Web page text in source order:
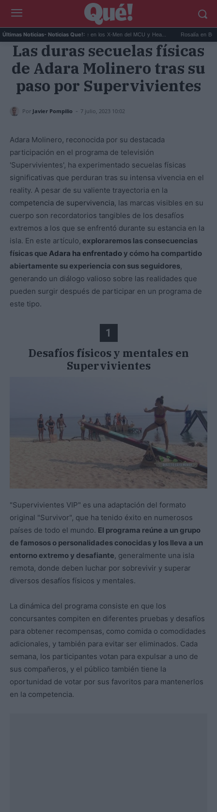
Últimas Noticias- Noticias Que!:
Kit Connor será Cíclope en los X-Men del MCU y Hea... Rosalía en
Las duras secuelas físicas
de Adara Molinero tras su
paso por Supervivientes
Por Javier Pompilio - 7 julio, 2023 10:02
Adara Molinero, reconocida por su destacada
participación en el programa de televisión
'Supervivientes', ha experimentado secuelas físicas
significativas que perduran tras su intensa vivencia en el
reality. A pesar de su valiente trayectoria en la
competencia de supervivencia, las marcas visibles en su
cuerpo son recordatorios tangibles de los desafíos
extremos a los que se enfrentó durante su estancia en la
isla. En este artículo, exploraremos las consecuencias
físicas que Adara ha enfrentadoy cómo ha compartido
abiertamente su experiencia con sus seguidores,
generando un diálogo valioso sobre las realidades que
pueden surgir después de participar en un programa de
este tipo.
1
Desafíos físicos y mentales en
Supervivientes
"Supervivientes VIP" es una adaptación del formato
original "Survivor", que ha tenido éxito en numerosos
países de todo el mundo. El programa reúne a un grupo
de famosos o personalidades conocidas y los lleva a un
entorno extremo y desafiante, generalmente una isla
remota, donde deben luchar por sobrevivir y superar
diversos desafíos físicos y mentales.
La dinámica del programa consiste en que los
concursantes compiten en diferentes pruebas y desafíos
para obtener recompensas, como comida o comodidades
adicionales, y también para evitar ser eliminados. Cada
semana, los participantes votan para expulsar a uno de
sus compañeros, y el público también tiene la
oportunidad de votar por sus favoritos para mantenerlos
en la competencia.